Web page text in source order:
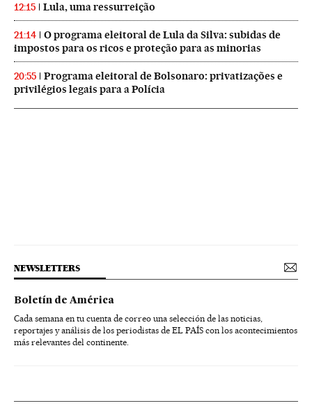
12:15 Lula, uma ressurreição
21:14
O programa eleitoral de Lula da Silva: subidas de
impostos para os ricos e proteção para as minorias
20:55
Programa eleitoral de Bolsonaro: privatizações e
privilégios legais para a Polícia
NEWSLETTERS
Boletín de América
Cada semana en tu cuenta de correo una selección de las noticias,
reportajes y análisis de los periodistas de EL PAÍS con los acontecimientos
más relevantes del continente.